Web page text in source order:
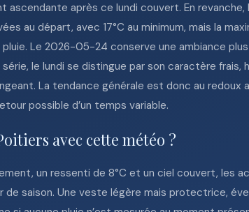
ascendante après ce lundi couvert. En
au départ, avec 17°C au minimum, mais la
Le 2026-05-24 conserve une ambiance
le lundi se distingue par son caractère frais,
La tendance générale est donc au redoux
possible d’un temps variable.
avec cette météo ?
un ressenti de 8°C et un ciel couvert, les
de saison. Une veste légère mais protectrice,